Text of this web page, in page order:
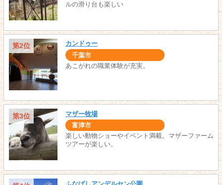
ルの滑り台も楽しい
第2位 カンドゥー
千葉市
あこがれの職業体験が充実。
第3位 マザー牧場
富津市
楽しい動物ショーやイベント満載。マザーファーム
ツアーが楽しい。